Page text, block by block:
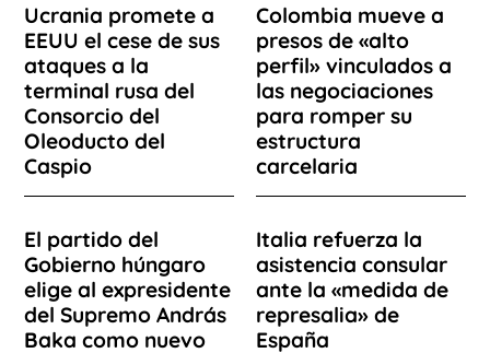
Ucrania promete a
EEUU el cese de sus
ataques a la
terminal rusa del
Consorcio del
Oleoducto del
Caspio
Colombia mueve a
presos de «alto
perfil» vinculados a
las negociaciones
para romper su
estructura
carcelaria
El partido del
Gobierno húngaro
elige al expresidente
del Supremo András
Baka como nuevo
Italia refuerza la
asistencia consular
ante la «medida de
represalia» de
España